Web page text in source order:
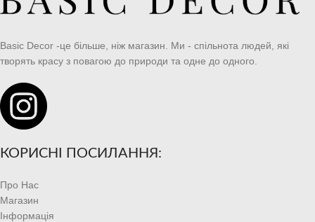
Basic Decor -це більше, ніж магазин. Ми - спільнота людей, які
творять красу з повагою до природи та одне до одного.
КОРИСНІ ПОСИЛАННЯ:
Про Нас
Магазин
Інформація